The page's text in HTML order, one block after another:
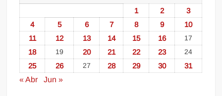
1 2
3
4
5 6 7 8 9
10
11
12 13 14 15 16 17
18 19 20 21 22 23 24
25 26 27 28 29 30
31
« Abr
Jun »